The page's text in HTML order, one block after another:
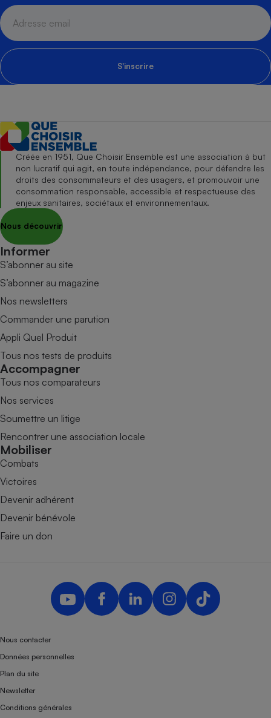
S'inscrire
Créée en 1951, Que Choisir Ensemble est une association à but
non lucratif qui agit, en toute indépendance, pour défendre les
droits des consommateurs et des usagers, et promouvoir une
consommation responsable, accessible et respectueuse des
enjeux sanitaires, sociétaux et environnementaux.
Nous découvrir
Informer
S’abonner au site
S’abonner au magazine
Nos newsletters
Commander une parution
Appli Quel Produit
Tous nos tests de produits
Accompagner
Tous nos comparateurs
Nos services
Soumettre un litige
Rencontrer une association locale
Mobiliser
Combats
Victoires
Devenir adhérent
Devenir bénévole
Faire un don
Nous contacter
Données personnelles
Plan du site
Newsletter
Conditions générales